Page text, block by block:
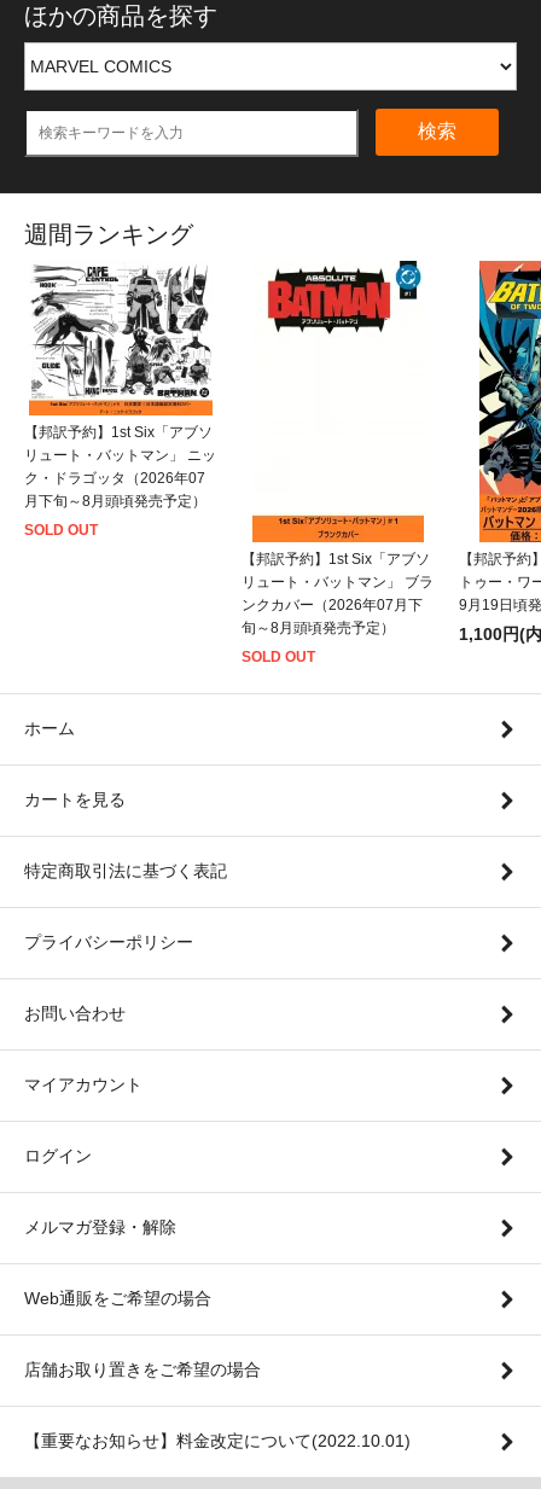
ほかの商品を探す
検索
週間ランキング
【邦訳予約】1st Six「アブソ
リュート・バットマン」 ニッ
ク・ドラゴッタ（2026年07
月下旬～8月頭頃発売予定）
SOLD OUT
【邦訳予約】1st Six「アブソ
リュート・バットマン」 ブラ
ンクカバー（2026年07月下
旬～8月頭頃発売予定）
SOLD OUT
【邦訳予約
トゥー・ワ
9月19日頃
1,100円(
ホーム
カートを見る
特定商取引法に基づく表記
プライバシーポリシー
お問い合わせ
マイアカウント
ログイン
メルマガ登録・解除
Web通販をご希望の場合
店舗お取り置きをご希望の場合
【重要なお知らせ】料金改定について(2022.10.01)